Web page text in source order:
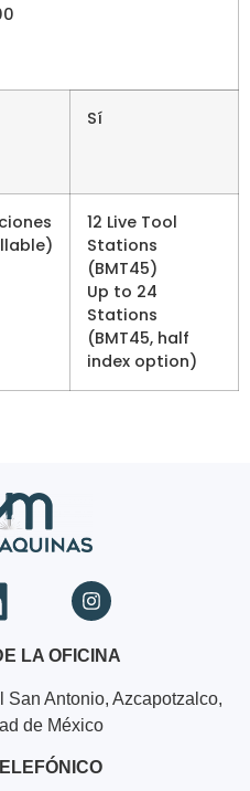
Sí
12 Live Tool
Stations
(BMT45)
Up to 24
Stations
(BMT45, half
index option)
LA OFICINA
San Antonio, Azcapotzalco,
de México